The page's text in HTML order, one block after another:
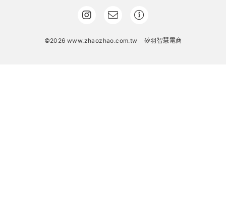
©2026 www.zhaozhao.com.tw 矽羽智慧電商